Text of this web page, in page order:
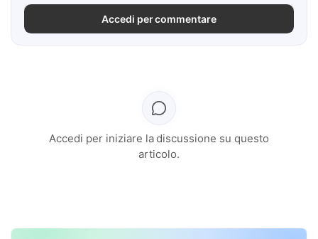
Accedi per commentare
Accedi per iniziare la discussione su questo
articolo.